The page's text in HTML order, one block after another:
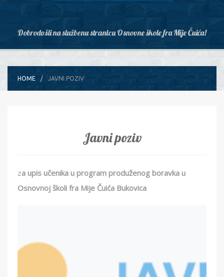
Dobrodošli na službenu stranicu Osnovne škole fra Mije Čuića!
HOME JAVNI POZIV
Javni poziv
za upis učenika u program produženog boravka u
Osnovnoj školi fra Mije Čuića Bukovica